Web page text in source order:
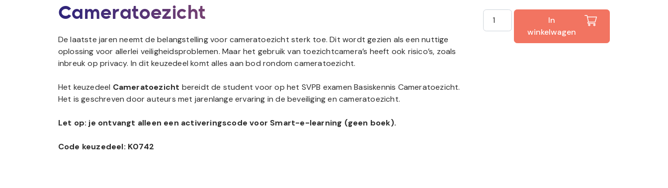
Cameratoezicht
De laatste jaren neemt de belangstelling voor cameratoezicht sterk toe. Dit wordt gezien als een nuttige
oplossing voor allerlei veiligheidsproblemen. Maar het gebruik van toezichtcamera’s heeft ook risico’s, zoals
inbreuk op privacy. In dit keuzedeel komt alles aan bod rondom cameratoezicht.
Het keuzedeel Cameratoezicht bereidt de student voor op het SVPB examen Basiskennis Cameratoezicht.
Het is geschreven door auteurs met jarenlange ervaring in de beveiliging en cameratoezicht.
Let op: je ontvangt alleen een activeringscode voor Smart-e-learning (geen boek).
Code keuzedeel: K0742
Smart-e-learning Keuzedeel Cameratoezicht
In
winkelwagen